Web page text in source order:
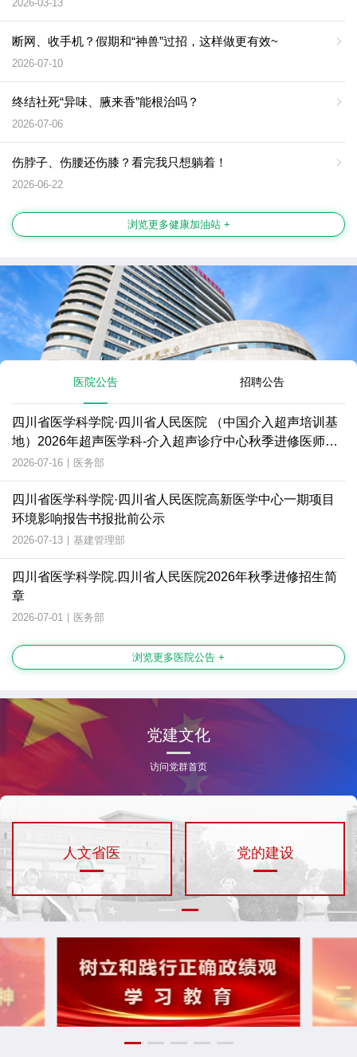
2026-03-13
断网、收手机？假期和“神兽”过招，这样做更有效~
2026-07-10
终结社死“异味、腋来香”能根治吗？
2026-07-06
伤脖子、伤腰还伤膝？看完我只想躺着！
2026-06-22
浏览更多健康加油站 +
医院公告 招聘公告
四川省医学科学院·四川省人民医院 （中国介入超声培训基
地）2026年超声医学科-介入超声诊疗中心秋季进修医师招
生简章
2026-07-16 | 医务部
四川省医学科学院·四川省人民医院高新医学中心一期项目
环境影响报告书报批前公示
2026-07-13 | 基建管理部
四川省医学科学院.四川省人民医院2026年秋季进修招生简
章
2026-07-01 | 医务部
浏览更多医院公告 +
党建文化
访问党群首页
人文省医 党的建设